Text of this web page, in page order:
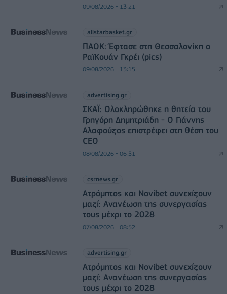
09/08/2026 - 13:21
allstarbasket.gr
ΠΑΟΚ: Έφτασε στη Θεσσαλονίκη ο
ΡαϊΚουάν Γκρέι (pics)
09/08/2026 - 13:15
advertising.gr
ΣΚΑΪ: Ολοκληρώθηκε η θητεία του
Γρηγόρη Δημητριάδη - Ο Γιάννης
Αλαφούζος επιστρέφει στη θέση του
CEO
08/08/2026 - 06:51
csrnews.gr
Ατρόμητος και Novibet συνεχίζουν
μαζί: Ανανέωση της συνεργασίας
τους μέχρι το 2028
07/08/2026 - 08:52
advertising.gr
Ατρόμητος και Novibet συνεχίζουν
μαζί: Ανανέωση της συνεργασίας
τους μέχρι το 2028